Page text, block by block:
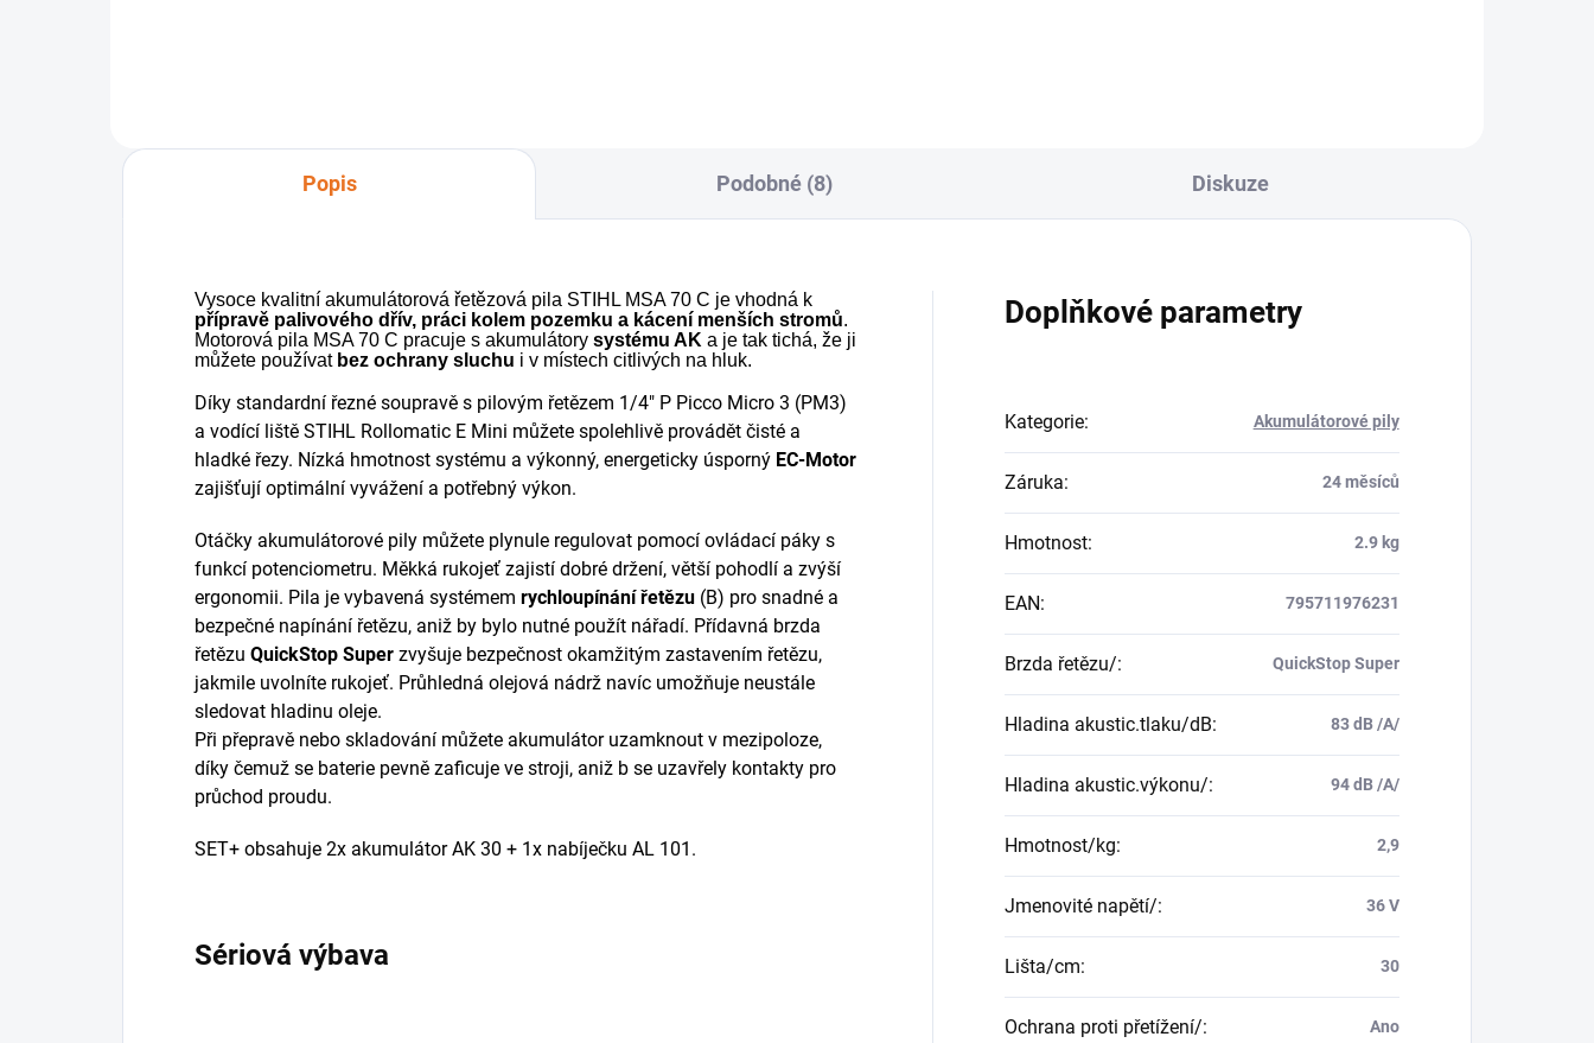
Popis Podobné (8) Diskuze
Vysoce kvalitní akumulátorová řetězová pila STIHL MSA 70 C je vhodná k
přípravě palivového dřív, práci kolem pozemku a kácení menších stromů.
Motorová pila MSA 70 C pracuje s akumulátory systému AK a je tak tichá, že ji
můžete používat bez ochrany sluchu i v místech citlivých na hluk.
Díky standardní řezné soupravě s pilovým řetězem 1/4" P Picco Micro 3 (PM3)
a vodící liště STIHL Rollomatic E Mini můžete spolehlivě provádět čisté a
hladké řezy. Nízká hmotnost systému a výkonný, energeticky úsporný EC-Motor
zajišťují optimální vyvážení a potřebný výkon.
Otáčky akumulátorové pily můžete plynule regulovat pomocí ovládací páky s
funkcí potenciometru. Měkká rukojeť zajistí dobré držení, větší pohodlí a zvýší
ergonomii. Pila je vybavená systémem rychloupínání řetězu (B) pro snadné a
bezpečné napínání řetězu, aniž by bylo nutné použít nářadí. Přídavná brzda
řetězu QuickStop Super zvyšuje bezpečnost okamžitým zastavením řetězu,
jakmile uvolníte rukojeť. Průhledná olejová nádrž navíc umožňuje neustále
sledovat hladinu oleje.
Při přepravě nebo skladování můžete akumulátor uzamknout v mezipoloze,
díky čemuž se baterie pevně zaficuje ve stroji, aniž b se uzavřely kontakty pro
průchod proudu.
SET+ obsahuje 2x akumulátor AK 30 + 1x nabíječku AL 101.
Sériová výbava
Doplňkové parametry
Kategorie: Akumulátorové pily
Záruka: 24 měsíců
Hmotnost: 2.9 kg
EAN: 795711976231
Brzda řetězu/: QuickStop Super
Hladina akustic.tlaku/dB: 83 dB /A/
Hladina akustic.výkonu/: 94 dB /A/
Hmotnost/kg: 2,9
Jmenovité napětí/: 36 V
Lišta/cm: 30
Ochrana proti přetížení/: Ano